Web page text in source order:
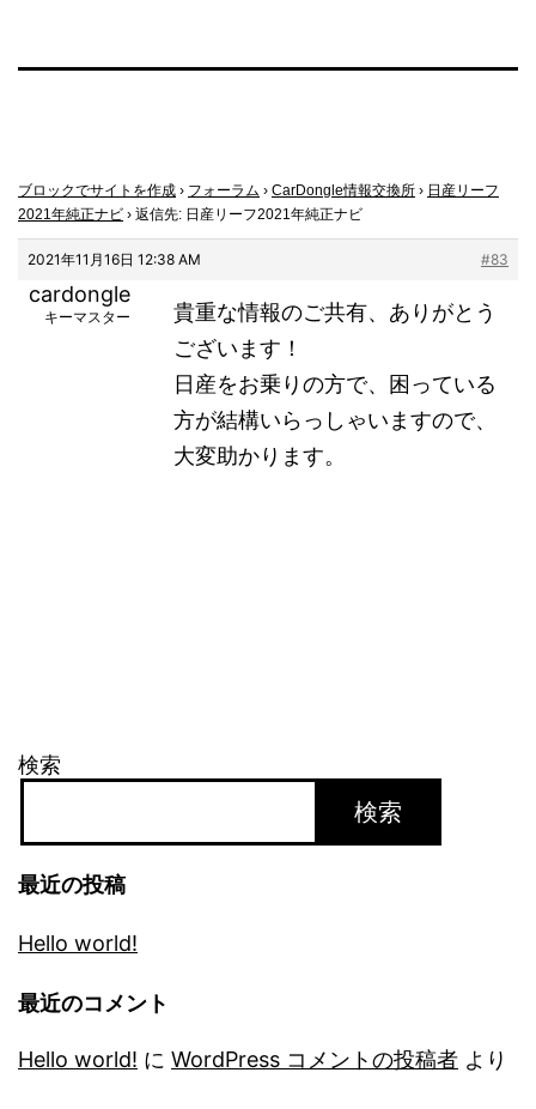
ブロックでサイトを作成 › フォーラム › CarDongle情報交換所 › 日産リーフ
2021年純正ナビ › 返信先: 日産リーフ2021年純正ナビ
2021年11月16日 12:38 AM #83
cardongle
キーマスター
貴重な情報のご共有、ありがとう
ございます！
日産をお乗りの方で、困っている
方が結構いらっしゃいますので、
大変助かります。
検索
検索
最近の投稿
Hello world!
最近のコメント
Hello world! に WordPress コメントの投稿者 より